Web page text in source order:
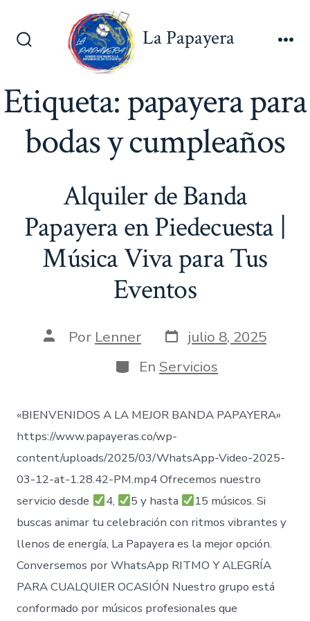
Alternar
La Papayera
Etiqueta:papayera para
bodas y cumpleaños
Alquiler de Banda
Papayera en Piedecuesta |
Música Viva para Tus
Eventos
AutorPor Lenner Fecha
de
publicación
julio 8, 2025
Categorías
En Servicios
«BIENVENIDOS A LA MEJOR BANDA PAPAYERA»
https://www.papayeras.co/wp-
content/uploads/2025/03/WhatsApp-Video-2025-
03-12-at-1.28.42-PM.mp4 Ofrecemos nuestro
servicio desde
4, 5 y hasta
15 músicos. Si
buscas animar tu celebración con ritmos vibrantes y
llenos de energía, La Papayera es la mejor opción.
Conversemos por WhatsApp RITMO Y ALEGRÍA
PARA CUALQUIER OCASIÓN Nuestro grupo está
conformado por músicos profesionales que